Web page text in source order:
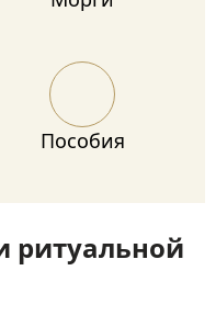
Пособия
ритуальной